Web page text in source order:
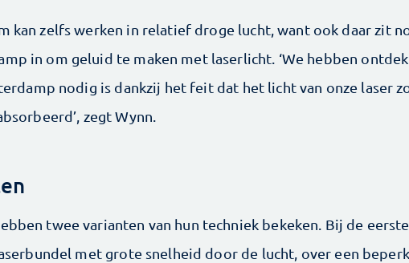
kan zelfs werken in relatief droge lucht, want ook daar zit
in om geluid te maken met laserlicht. ‘We hebben
nodig is dankzij het feit dat het licht van onze laser
zegt Wynn.
twee varianten van hun techniek bekeken. Bij de eerste
met grote snelheid door de lucht, over een